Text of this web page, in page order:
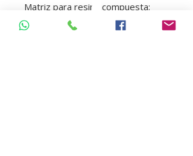
Matriz para resina compuesta;
Puentes provisionales
Casquetes;